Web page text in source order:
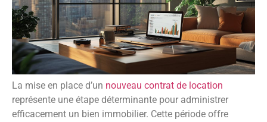
La mise en place d’un nouveau contrat de location
représente une étape déterminante pour administrer
efficacement un bien immobilier. Cette période offre